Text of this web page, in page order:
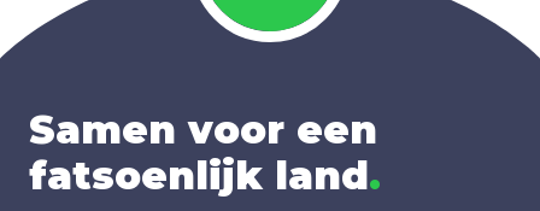
Samen voor een
fatsoenlijk land.